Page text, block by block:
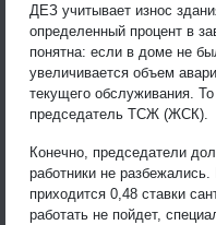
ДЕЗ учитывает износ
определенный процент в
понятна: если в доме не
увеличивается объем
текущего обслуживания.
председатель ТСЖ (ЖСК).
Конечно, председатели
работники не
приходится 0,48 ставки
работать не пойдет,